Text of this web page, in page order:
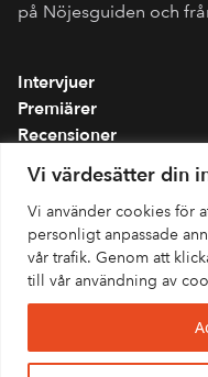
Vi värdesätter din
Vi använder cookies för
personligt anpassade
vår trafik. Genom att
till vår användning av
på Nöjesguiden och
Intervjuer
Premiärer
Recensioner
Spellistor
Om folkmusik.se
Integritetspolicy